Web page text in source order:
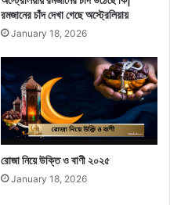
রমজানের চাঁদ দেখা গেছে অস্ট্রেলিয়ায়
January 18, 2026
রোজা নিয়ে উক্তি ও বাণী ২০২৫
January 18, 2026